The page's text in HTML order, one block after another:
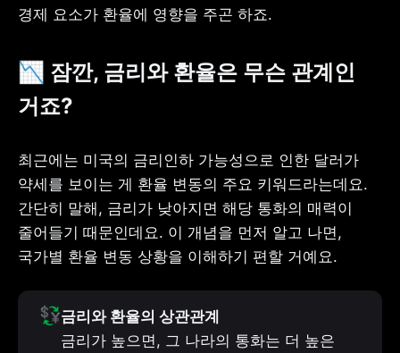
경제 요소가 환율에 영향을 주곤 하죠.
📉 잠깐, 금리와 환율은 무슨 관계인
거죠?
최근에는 미국의 금리인하 가능성으로 인한 달러가
약세를 보이는 게 환율 변동의 주요 키워드라는데요.
간단히 말해, 금리가 낮아지면 해당 통화의 매력이
줄어들기 때문인데요. 이 개념을 먼저 알고 나면,
국가별 환율 변동 상황을 이해하기 편할 거예요.
💱
금리가 높으면, 그 나라의 통화는 더 높은